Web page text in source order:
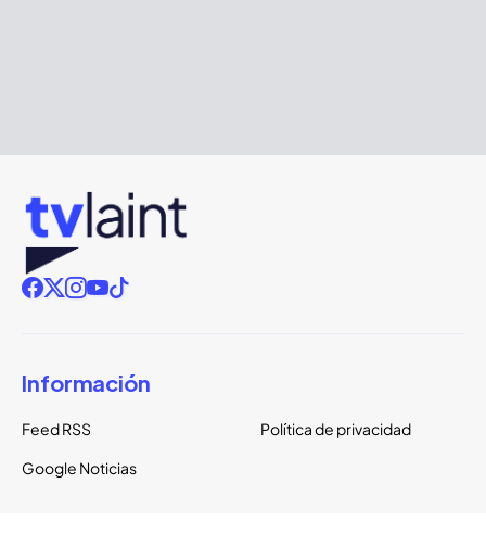
Información
Feed RSS
Política de privacidad
Google Noticias